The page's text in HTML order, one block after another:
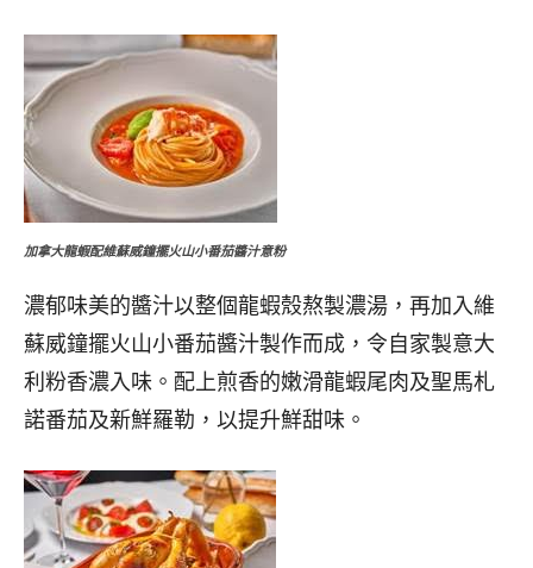
加拿大龍蝦配維蘇威鐘擺火山小番茄醬汁意粉
濃郁味美的醬汁以整個龍蝦殼熬製濃湯，再加入維
蘇威鐘擺火山小番茄醬汁製作而成，令自家製意大
利粉香濃入味。配上煎香的嫩滑龍蝦尾肉及聖馬札
諾番茄及新鮮羅勒，以提升鮮甜味。